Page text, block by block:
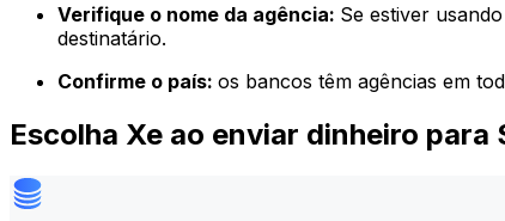
Verifique o nome da agência: Se estiver
destinatário.
Confirme o país: os bancos têm agências em
Escolha Xe ao enviar dinheiro para